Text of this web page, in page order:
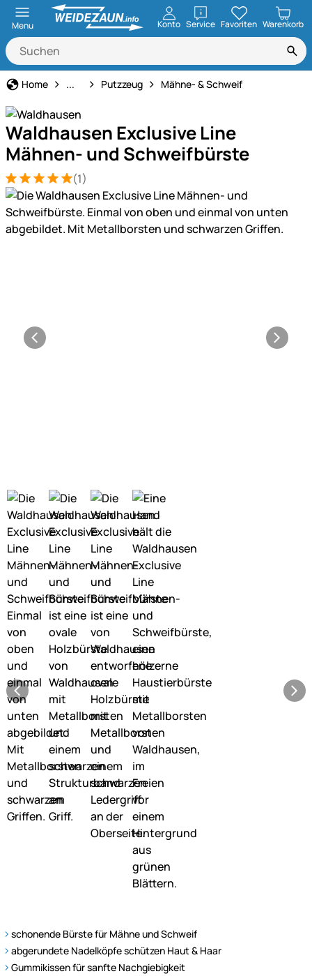
Menu Konto ServiceöffnenFavoriten Warenkorb
Home Pferdepflege
... Putzzeug Mähne- & Schweif
Waldhausen Exclusive Line
Mähnen- und Schweifbürste
Bewertung: 5 von 5 (1 Bewertungen)
1 Bewertung (1)
Produktgalerie
schonende Bürste für Mähne und Schweif
abgerundete Nadelköpfe schützen Haut & Haar
Gummikissen für sanfte Nachgiebigkeit